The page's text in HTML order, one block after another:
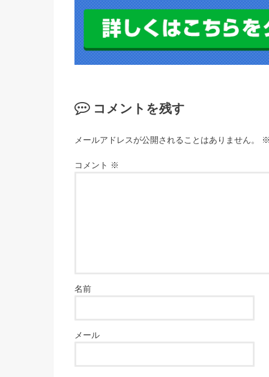
コメントを残す
メールアドレスが公開されることはありません。
コメント ※
名前
メール